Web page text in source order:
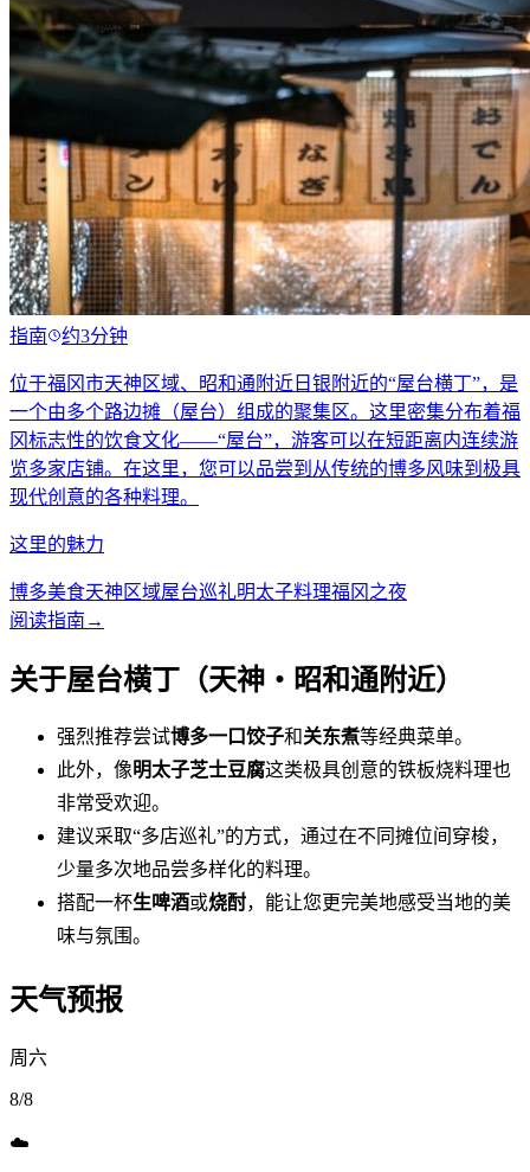
指南 约3分钟
位于福冈市天神区域、昭和通附近日银附近的“屋台横丁”，是
一个由多个路边摊（屋台）组成的聚集区。这里密集分布着福
冈标志性的饮食文化——“屋台”，游客可以在短距离内连续游
览多家店铺。在这里，您可以品尝到从传统的博多风味到极具
现代创意的各种料理。
这里的魅力
博多美食天神区域屋台巡礼明太子料理福冈之夜
阅读指南 →
关于屋台横丁（天神・昭和通附近）
强烈推荐尝试博多一口饺子和关东煮等经典菜单。
此外，像明太子芝士豆腐这类极具创意的铁板烧料理也
非常受欢迎。
建议采取“多店巡礼”的方式，通过在不同摊位间穿梭，
少量多次地品尝多样化的料理。
搭配一杯生啤酒或烧酎，能让您更完美地感受当地的美
味与氛围。
天气预报
周六
8/8
☁️